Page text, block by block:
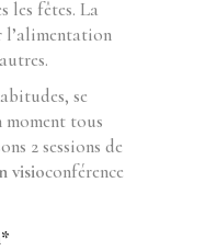
les fêtes. La
l’alimentation
se
moment tous
2 sessions de
visioconférence